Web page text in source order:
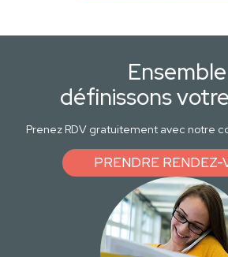
Ensemble
définissons
Prenez RDV gratuitement avec notre
PRENDRE RENDEZ-